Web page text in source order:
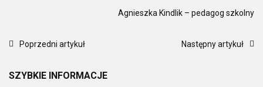
Agnieszka Kindlik – pedagog szkolny
Poprzedni artykuł Następny artykuł
SZYBKIE INFORMACJE